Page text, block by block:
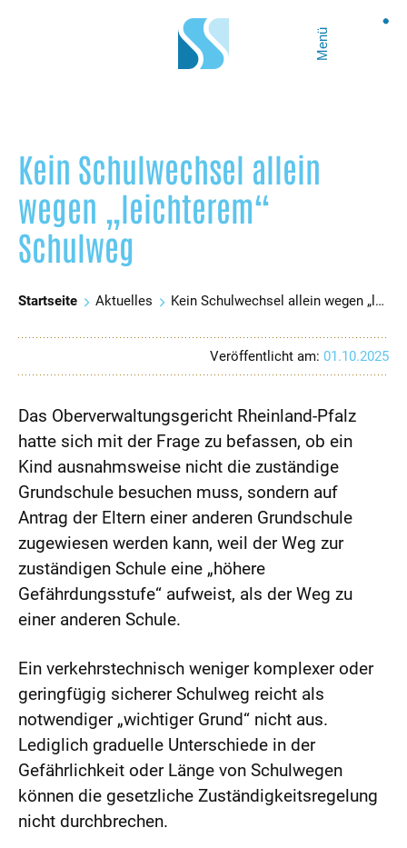
Menü
Kein Schulwechsel allein
wegen „leichterem“
Schulweg
Startseite Aktuelles Kein Schulwechsel allein wegen „leichterem“ Schulweg
Veröffentlicht am: 01.10.2025
Das Oberverwaltungsgericht Rheinland-Pfalz
hatte sich mit der Frage zu befassen, ob ein
Kind ausnahmsweise nicht die zuständige
Grundschule besuchen muss, sondern auf
Antrag der Eltern einer anderen Grundschule
zugewiesen werden kann, weil der Weg zur
zuständigen Schule eine „höhere
Gefährdungsstufe“ aufweist, als der Weg zu
einer anderen Schule.
Ein verkehrstechnisch weniger komplexer oder
geringfügig sicherer Schulweg reicht als
notwendiger „wichtiger Grund“ nicht aus.
Lediglich graduelle Unterschiede in der
Gefährlichkeit oder Länge von Schulwegen
können die gesetzliche Zuständigkeitsregelung
nicht durchbrechen.